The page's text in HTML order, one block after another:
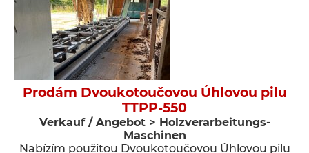
Prodám Dvoukotoučovou Úhlovou pilu
TTPP-550
Verkauf / Angebot > Holzverarbeitungs-
Maschinen
Nabízím použitou Dvoukotoučovou Úhlovou pilu